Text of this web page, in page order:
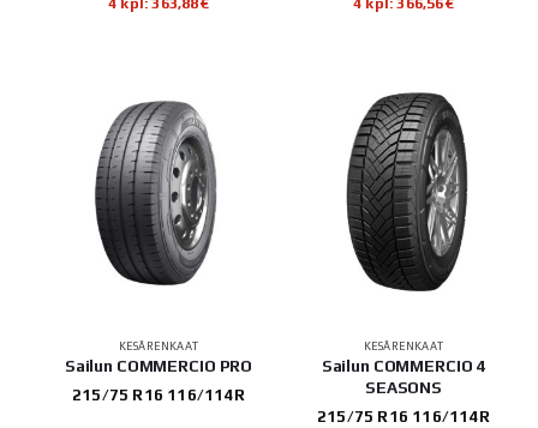
KESÄRENKAAT
Sailun COMMERCIO PRO
215/75 R16 116/114R
KESÄRENKAAT
Sailun COMMERCIO 4
SEASONS
215/75 R16 116/114R